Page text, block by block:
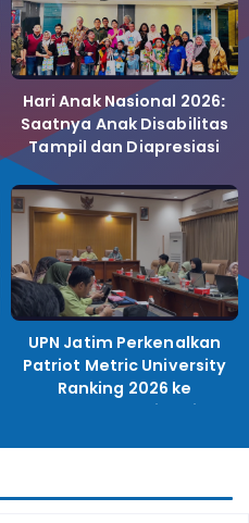
Hari Anak Nasional 2026:
Saatnya Anak Disabilitas
Tampil dan Diapresiasi
UPN Jatim Perkenalkan
Patriot Metric University
Ranking 2026 ke
Perguruan Tinggi